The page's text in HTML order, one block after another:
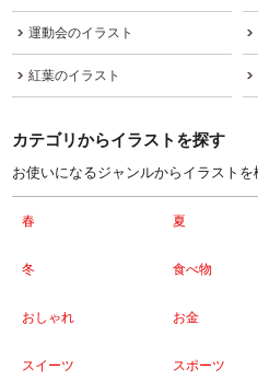
運動会のイラスト
紅葉のイラスト
カテゴリからイラストを探す
お使いになるジャンルからイラストを
春 夏
冬 食べ物
おしゃれ お金
スイーツ スポーツ